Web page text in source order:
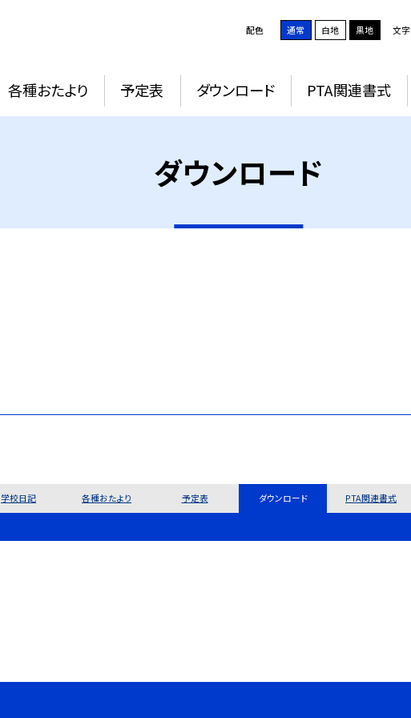
配色 通常 白地 黒地 文字
各種おたより 予定表 ダウンロード PTA関連書式
ダウンロード
学校日記 各種おたより 予定表 ダウンロード PTA関連書式